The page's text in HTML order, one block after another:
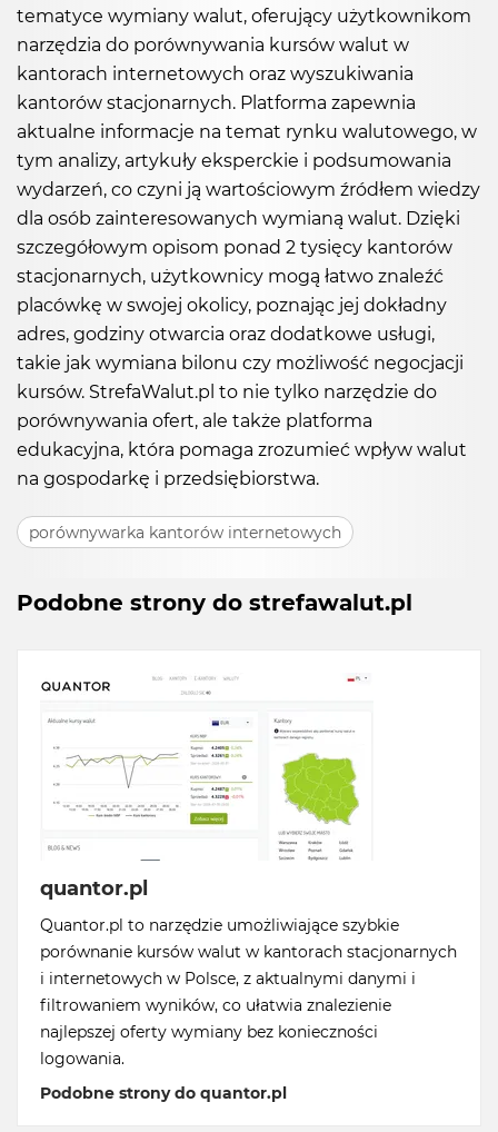
tematyce wymiany walut, oferujący użytkownikom
narzędzia do porównywania kursów walut w
kantorach internetowych oraz wyszukiwania
kantorów stacjonarnych. Platforma zapewnia
aktualne informacje na temat rynku walutowego, w
tym analizy, artykuły eksperckie i podsumowania
wydarzeń, co czyni ją wartościowym źródłem wiedzy
dla osób zainteresowanych wymianą walut. Dzięki
szczegółowym opisom ponad 2 tysięcy kantorów
stacjonarnych, użytkownicy mogą łatwo znaleźć
placówkę w swojej okolicy, poznając jej dokładny
adres, godziny otwarcia oraz dodatkowe usługi,
takie jak wymiana bilonu czy możliwość negocjacji
kursów. StrefaWalut.pl to nie tylko narzędzie do
porównywania ofert, ale także platforma
edukacyjna, która pomaga zrozumieć wpływ walut
na gospodarkę i przedsiębiorstwa.
porównywarka kantorów internetowych
Podobne strony do strefawalut.pl
quantor.pl
Quantor.pl to narzędzie umożliwiające szybkie
porównanie kursów walut w kantorach stacjonarnych
i internetowych w Polsce, z aktualnymi danymi i
filtrowaniem wyników, co ułatwia znalezienie
najlepszej oferty wymiany bez konieczności
logowania.
Podobne strony do quantor.pl